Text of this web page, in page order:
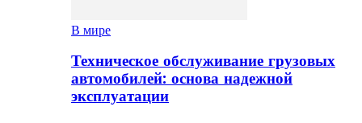
В мире
Техническое обслуживание грузовых
автомобилей: основа надежной
эксплуатации